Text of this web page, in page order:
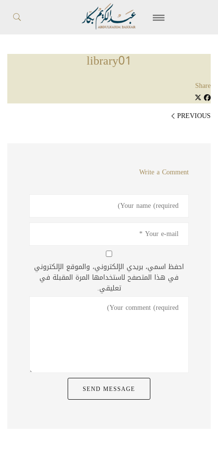
library01
Share
PREVIOUS
Write a Comment
احفظ اسمي، بريدي الإلكتروني، والموقع الإلكتروني
في هذا المتصفح لاستخدامها المرة المقبلة في
تعليقي.